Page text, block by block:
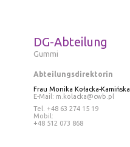
DG-Abteilung
Gummi
Abteilungsdirektorin
Frau Monika Kołacka-Kamińska
E-Mail: m.kolacka@cwb.pl
Tel . +48 63 274 15 19
Mobil:
+48 512 073 868